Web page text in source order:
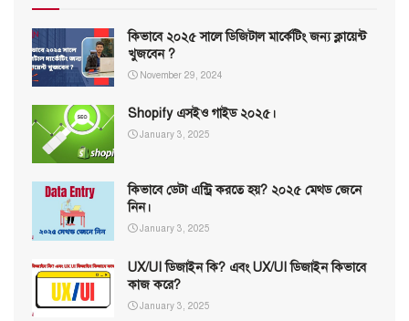
কিভাবে ২০২৫ সালে ডিজিটাল মার্কেটিং জন্য ক্লায়েন্ট
খুজবেন ?
November 29, 2024
Shopify এসইও গাইড ২০২৫।
January 3, 2025
কিভাবে ডেটা এন্ট্রি করতে হয়? ২০২৫ মেথড জেনে
নিন।
January 3, 2025
UX/UI ডিজাইন কি? এবং UX/UI ডিজাইন কিভাবে
কাজ করে?
January 3, 2025